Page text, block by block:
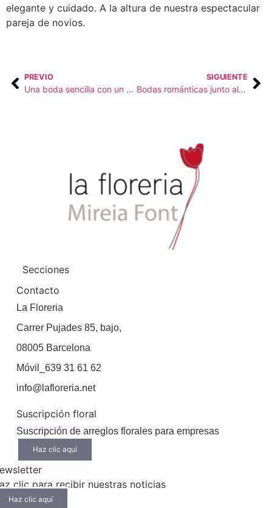
elegante y cuidado. A la altura de nuestra espectacular
pareja de novios.
PREVIO
Una boda sencilla con un cielo de estrellas como protagonista
SIGUIENTE
Bodas románticas junto al mar en la Costa Brava
Secciones
Contacto
La Floreria
Carrer Pujades 85, bajo,
08005 Barcelona
Móvil_639 31 61 62
info@lafloreria.net
Suscripción floral
Suscripción de arreglos florales para empresas
Haz clic aquí
clic para recibir nuestras noticias
Haz clic aquí